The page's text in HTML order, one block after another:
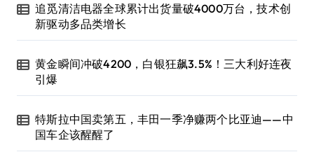
追觅清洁电器全球累计出货量破4000万台，技术创
新驱动多品类增长
黄金瞬间冲破4200，白银狂飙3.5%！三大利好连夜
引爆
特斯拉中国卖第五，丰田一季净赚两个比亚迪——中
国车企该醒醒了